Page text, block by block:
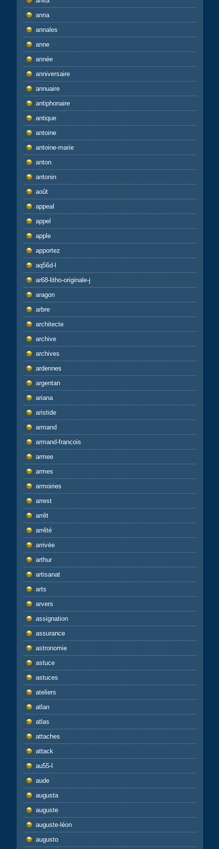
anna
annales
anne
année
anniversaire
annuaire
antiphonaire
antique
antoine
antoine-marie
anton
antonin
août
appeal
appel
apple
apportez
aq56d-l
ar68-litho-originale-j
aragon
arbre
architecte
archive
archives
ardennes
argentan
ariana
aristide
armand
armand-francois
armee
armes
armoiries
arrest
arrêt
arrêté
arrivée
arthur
artisanat
arts
arvers
assignation
assurance
astronomie
astuce
astuces
ateliers
atlan
atlas
attaches
attack
au55-l
aude
augusta
auguste
auguste-léon
augusto